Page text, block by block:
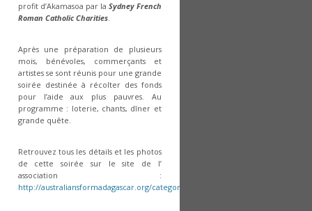
profit d’Akamasoa par la Sydney French
Roman Catholic Charities.
Après une préparation de plusieurs
mois, bénévoles, commerçants et
artistes se sont réunis pour une grande
soirée destinée à récolter des fonds
pour l’aide aux plus pauvres. Au
programme : loterie, chants, dîner et
grande quête.
Retrouvez tous les détails et les photos
de cette soirée sur le site de l’
association :
http://australiansformadagascar.org/category/events/.